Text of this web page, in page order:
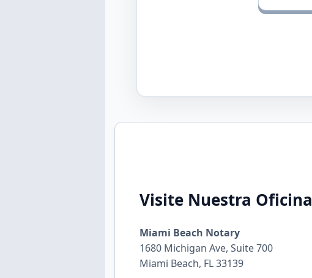
Visite Nuestra Oficina
Miami Beach Notary
1680 Michigan Ave, Suite 700
Miami Beach, FL 33139